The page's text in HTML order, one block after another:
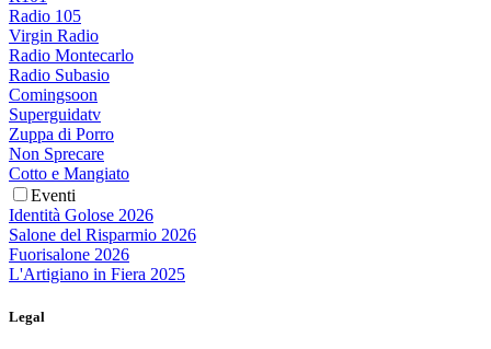
Radio 105
Virgin Radio
Radio Montecarlo
Radio Subasio
Comingsoon
Superguidatv
Zuppa di Porro
Non Sprecare
Cotto e Mangiato
Eventi
Identità Golose 2026
Salone del Risparmio 2026
Fuorisalone 2026
L'Artigiano in Fiera 2025
Legal